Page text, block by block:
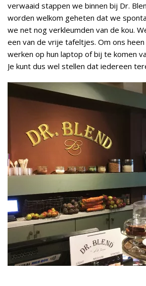
verwaaid stappen we binnen bij Dr.
worden welkom geheten dat we
we net nog verkleumden van de kou.
een van de vrije tafeltjes. Om ons
werken op hun laptop of bij te komen
Je kunt dus wel stellen dat iedereen